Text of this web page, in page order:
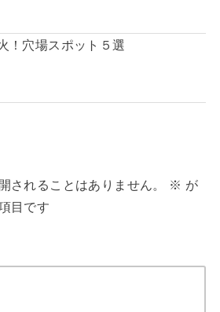
！穴場スポット５選
されることはありません。 ※ が
目です